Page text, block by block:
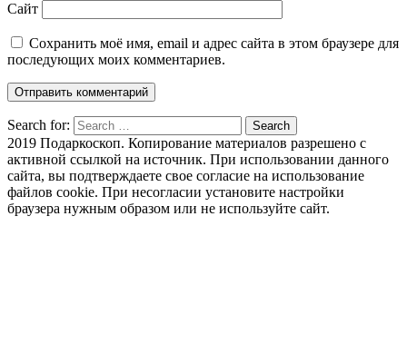
Сайт
Сохранить моё имя, email и адрес сайта в этом браузере для
последующих моих комментариев.
Search for: Search
2019 Подаркоскоп. Копирование материалов разрешено с
активной ссылкой на источник. При использовании данного
сайта, вы подтверждаете свое согласие на использование
файлов cookie. При несогласии установите настройки
браузера нужным образом или не используйте сайт.